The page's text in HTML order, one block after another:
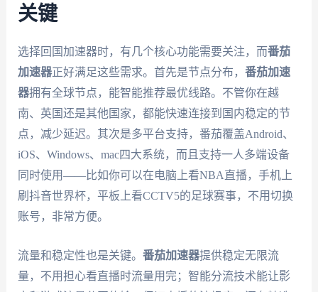
关键
选择回国加速器时，有几个核心功能需要关注，而番茄
加速器正好满足这些需求。首先是节点分布， 番茄加速
器拥有全球节点，能智能推荐最优线路。不管你在越
南、英国还是其他国家，都能快速连接到国内稳定的节
点，减少延迟。其次是多平台支持，番茄覆盖Android、
iOS、Windows、mac四大系统，而且支持一人多端设备
同时使用——比如你可以在电脑上看NBA直播，手机上
刷抖音世界杯，平板上看CCTV5的足球赛事，不用切换
账号，非常方便。
流量和稳定性也是关键。 番茄加速器提供稳定无限流
量，不用担心看直播时流量用完；智能分流技术能让影